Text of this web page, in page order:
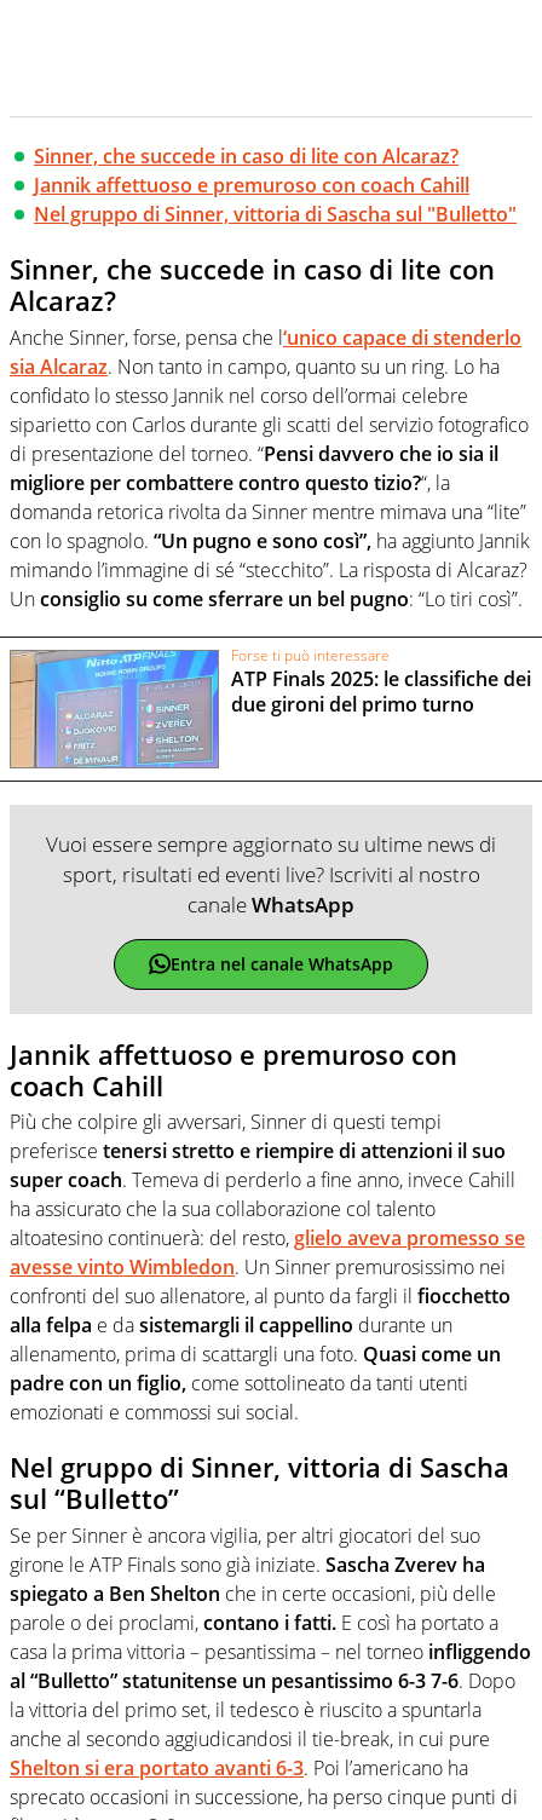
Sinner, che succede in caso di lite con Alcaraz?
Jannik affettuoso e premuroso con coach Cahill
Nel gruppo di Sinner, vittoria di Sascha sul "Bulletto"
Sinner, che succede in caso di lite con
Alcaraz?
Anche Sinner, forse, pensa che l‘unico capace di stenderlo
sia Alcaraz. Non tanto in campo, quanto su un ring. Lo ha
confidato lo stesso Jannik nel corso dell’ormai celebre
siparietto con Carlos durante gli scatti del servizio fotografico
di presentazione del torneo. “Pensi davvero che io sia il
migliore per combattere contro questo tizio?“, la
domanda retorica rivolta da Sinner mentre mimava una “lite”
con lo spagnolo. “Un pugno e sono così”, ha aggiunto Jannik
mimando l’immagine di sé “stecchito”. La risposta di Alcaraz?
Unconsiglio su come sferrare un bel pugno: “Lo tiri così”.
Forse ti può interessare
ATP Finals 2025: le classifiche dei
due gironi del primo turno
Vuoi essere sempre aggiornato su ultime news di
sport, risultati ed eventi live? Iscriviti al nostro
canaleWhatsApp
Entra nel canale WhatsApp
Jannik affettuoso e premuroso con
coach Cahill
Più che colpire gli avversari, Sinner di questi tempi
preferisce tenersi stretto e riempire di attenzioni il suo
super coach. Temeva di perderlo a fine anno, invece Cahill
ha assicurato che la sua collaborazione col talento
altoatesino continuerà: del resto,glielo aveva promesso se
avesse vinto Wimbledon. Un Sinner premurosissimo nei
confronti del suo allenatore, al punto da fargli il fiocchetto
alla felpa e dasistemargli il cappellino durante un
allenamento, prima di scattargli una foto. Quasi come un
padre con un figlio, come sottolineato da tanti utenti
emozionati e commossi sui social.
Nel gruppo di Sinner, vittoria di Sascha
sul “Bulletto”
Se per Sinner è ancora vigilia, per altri giocatori del suo
girone le ATP Finals sono già iniziate. Sascha Zverev ha
spiegato a Ben Shelton che in certe occasioni, più delle
parole o dei proclami,contano i fatti. E così ha portato a
casa la prima vittoria – pesantissima – nel torneo infliggendo
al “Bulletto” statunitense un pesantissimo 6-3 7-6. Dopo
la vittoria del primo set, il tedesco è riuscito a spuntarla
anche al secondo aggiudicandosi il tie-break, in cui pure
Shelton si era portato avanti 6-3. Poi l’americano ha
sprecato occasioni in successione, ha perso cinque punti di